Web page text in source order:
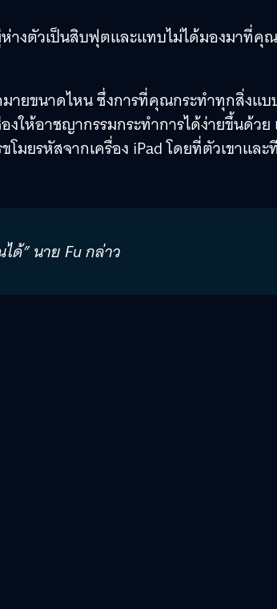
ห่างตัวเป็นสิบฟุตและแทบไม่ได้มองมาที่คุณ
ายขนาดไหน ซึ่งการที่คุณกระทำทุกสิ่งแบ
ให้อาชญากรรมกระทำการได้ง่ายขึ้นด้วย
มยรหัสจากเครื่อง iPad โดยที่ตัวเขาและ
ด้” นาย Fu กล่าว